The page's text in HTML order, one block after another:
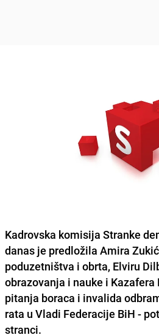
Kadrovska komisija Stranke
danas je predložila Amira
poduzetništva i obrta, Elviru
obrazovanja i nauke i Kazafera
pitanja boraca i invalida
rata u Vladi Federacije BiH -
stranci.